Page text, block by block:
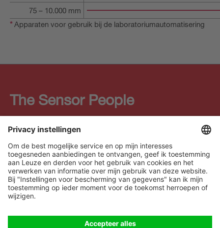
75 – 10.000 mm
*Apparaten voor gebruik bij de laboratoriumautomatisering
The Sensor People
Nieuwsbrief
Volg ons
Contact
* Alle prijzen excl. btw en
Gegevensbescherming